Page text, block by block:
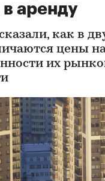
аренду
как в
цены
их